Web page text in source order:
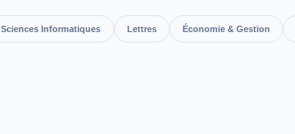
Sciences Informatiques Lettres Économie & Gestion